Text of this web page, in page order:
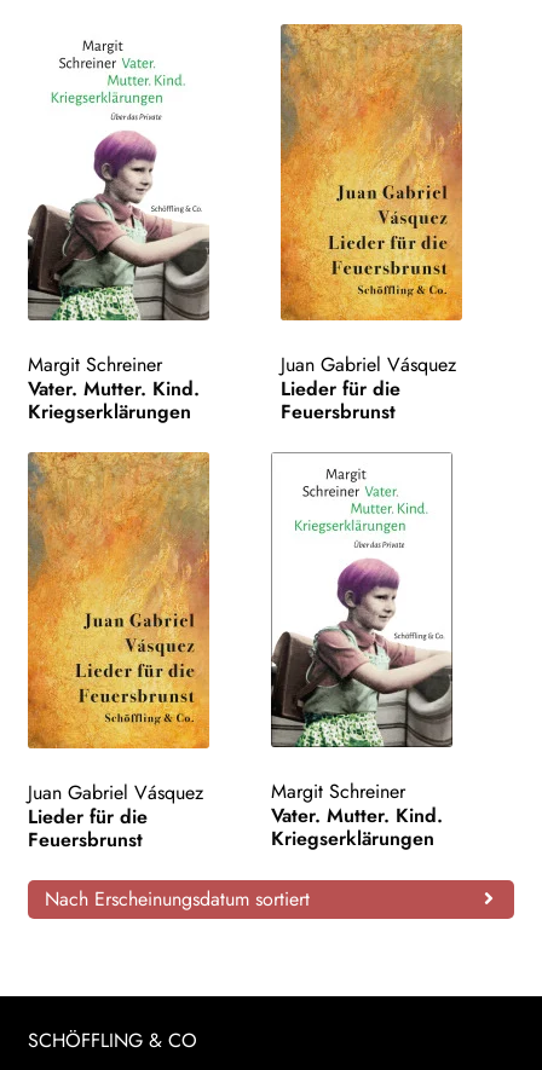
Margit Schreiner
Vater. Mutter. Kind.
Kriegserklärungen
Juan Gabriel Vásquez
Lieder für die
Feuersbrunst
Juan Gabriel Vásquez
Lieder für die
Feuersbrunst
Margit Schreiner
Vater. Mutter. Kind.
Kriegserklärungen
Nach Erscheinungsdatum sortiert
SCHÖFFLING & CO